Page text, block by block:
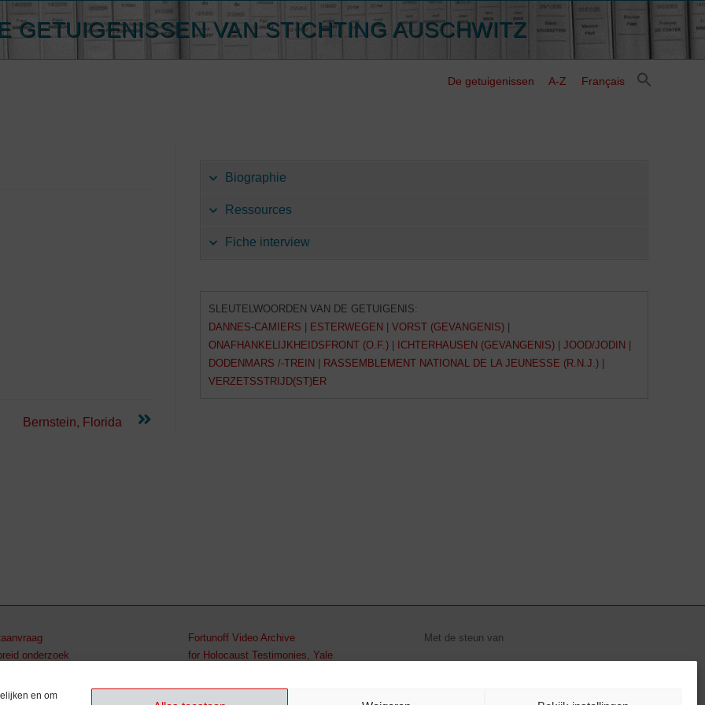
en om
GETUIGENISSEN VAN STICHTING AUSCHWITZ
De getuigenissen A-Z Français
Bernstein, Florida
Biographie
Ressources
Fiche interview
SLEUTELWOORDEN VAN DE GETUIGENIS:
DANNES-CAMIERS
ESTERWEGEN VORST (GEVANGENIS)
ONAFHANKELIJKHEIDSFRONT (O.F.)
ICHTERHAUSEN (GEVANGENIS) JOOD/JODIN
DODENMARS /-TREIN
RASSEMBLEMENT NATIONAL DE LA JEUNESSE (R.N.J.)
VERZETSSTRIJD(ST)ER
onderzoek
Fortunoff Video Archive
for Holocaust Testimonies, Yale
Met de steun van